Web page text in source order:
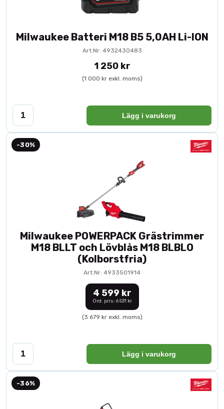
Milwaukee Batteri M18 B5 5,0AH Li-ION
Art.Nr: 4932430483
1 250 kr
(1 000 kr exkl. moms)
Lägg i varukorg
-30%
Milwaukee POWERPACK Grästrimmer
M18 BLLT och Lövblås M18 BLBLO
(Kolborstfria)
Art.Nr: 4933501914
4 599 kr
Ord. pris: 6 531 kr
(3 679 kr exkl. moms)
Lägg i varukorg
-36%